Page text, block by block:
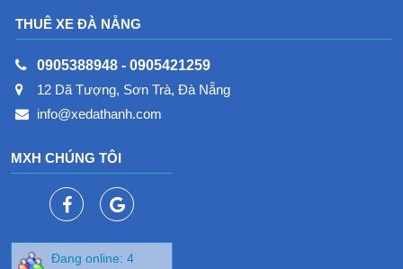
THUÊ XE ĐÀ NẴNG
0905388948 - 0905421259
12 Dã Tượng, Sơn Trà, Đà Nẵng
info@xedathanh.com
MXH CHÚNG TÔI
Đang online: 4